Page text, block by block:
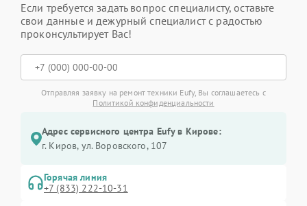
Если требуется задать вопрос специалисту, оставьте
свои данные и дежурный специалист с радостью
проконсультирует Вас!
Отправляя заявку на ремонт техники Eufy, Вы соглашаетесь с
Политикой конфиденциальности
Адрес сервисного центра Eufy в Кирове:
г. Киров, ул. Воровского, 107
Горячая линия
+7 (833) 222-10-31